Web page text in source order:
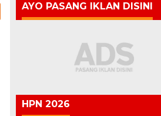
AYO PASANG IKLAN DISINI
HPN 2026